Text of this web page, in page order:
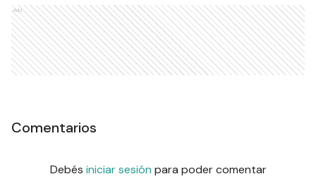
Ads
Comentarios
Debés iniciar sesión para poder comentar